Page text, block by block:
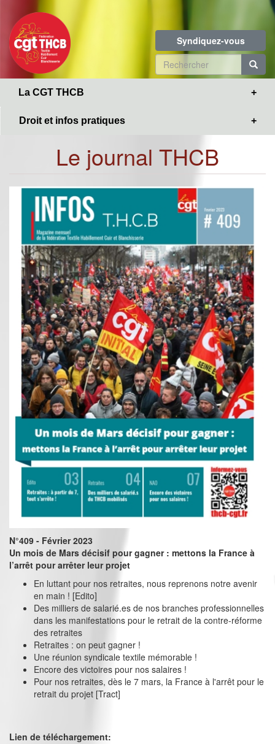
contenu
principal
Syndiquez-vous
Formulaire
de
La CGT THCB
Droit et infos pratiques
Le journal THCB
N°409 - Février 2023
Un mois de Mars décisif pour gagner : mettons la France à
l’arrêt pour arrêter leur projet
En luttant pour nos retraites, nous reprenons notre avenir
en main ! [Edito]
Des milliers de salarié.es de nos branches professionnelles
dans les manifestations pour le retrait de la contre-réforme
des retraites
Retraites : on peut gagner !
Une réunion syndicale textile mémorable !
Encore des victoires pour nos salaires !
Pour nos retraites, dès le 7 mars, la France à l'arrêt pour le
retrait du projet [Tract]
Lien de téléchargement: